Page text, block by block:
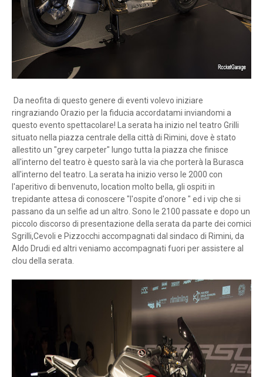
Da neofita di questo genere di eventi volevo iniziare
ringraziando Orazio per la fiducia accordatami inviandomi a
questo evento spettacolare! La serata ha inizio nel teatro Grilli
situato nella piazza centrale della città di Rimini, dove è stato
allestito un "grey carpeter" lungo tutta la piazza che finisce
all'interno del teatro è questo sarà la via che porterà la Burasca
all'interno del teatro. La serata ha inizio verso le 2000 con
l'aperitivo di benvenuto, location molto bella, gli ospiti in
trepidante attesa di conoscere "l'ospite d'onore " ed i vip che si
passano da un selfie ad un altro. Sono le 2100 passate e dopo un
piccolo discorso di presentazione della serata da parte dei comici
Sgrilli,Cevoli e Pizzocchi accompagnati dal sindaco di Rimini, da
Aldo Drudi ed altri veniamo accompagnati fuori per assistere al
clou della serata.